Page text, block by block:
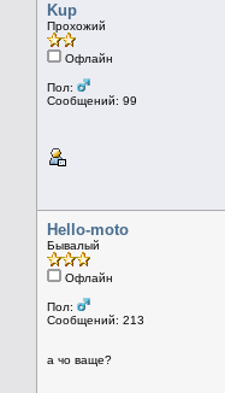
Kup
Прохожий
Офлайн
Пол:
Сообщений: 99
Hello-moto
Бывалый
Офлайн
Пол:
Сообщений: 213
а чо ваще?